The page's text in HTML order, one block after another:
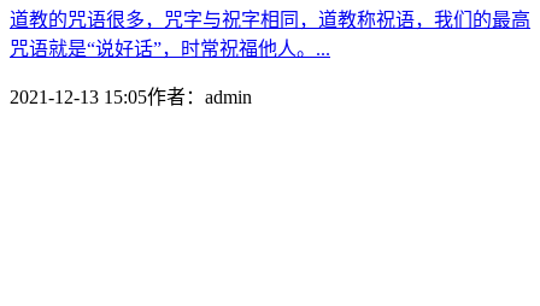
道教的咒语很多，咒字与祝字相同，道教称祝语，我们的最高
咒语就是“说好话”，时常祝福他人。...
2021-12-13 15:05作者： admin